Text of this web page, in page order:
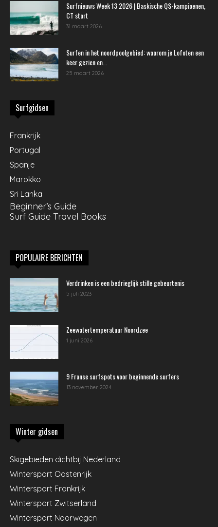
Surfnieuws Week 13 2026 | Baskische QS-kampioenen,
CT start
31 maart 2026
Surfen in het noordpoolgebied: waarom je Lofoten een
keer gezien en...
25 maart 2026
Surfgidsen
Frankrijk
Portugal
Spanje
Marokko
Sri Lanka
Beginner’s Guide
Surf Guide Travel Books
POPULAIRE BERICHTEN
Verdrinken is een bedrieglijk stille gebeurtenis
5 juli 2023
Zeewatertemperatuur Noordzee
1 juni 2026
9 Franse surfspots voor beginnende surfers
13 november 2024
Winter gidsen
Skigebieden dichtbij Nederland
Wintersport Oostenrijk
Wintersport Frankrijk
Wintersport Zwitserland
Wintersport Noorwegen